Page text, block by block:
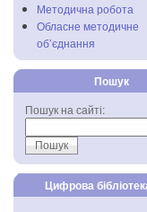
Методична робота
Обласне методичне
об’єднання
Пошук
Пошук на сайті:
Цифрова